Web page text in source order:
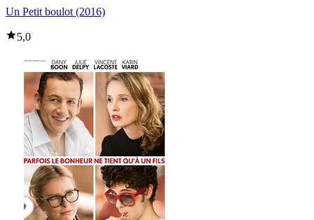
Un Petit boulot (2016)
5,0